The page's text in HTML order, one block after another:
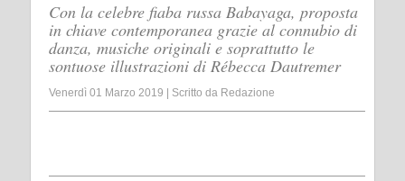
Con la celebre fiaba russa Babayaga, proposta
in chiave contemporanea grazie al connubio di
danza, musiche originali e soprattutto le
sontuose illustrazioni di Rébecca Dautremer
Venerdì 01 Marzo 2019 Scritto da Redazione